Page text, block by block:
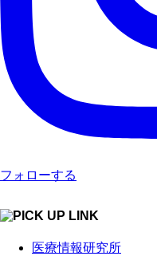
フォローする
医療情報研究所